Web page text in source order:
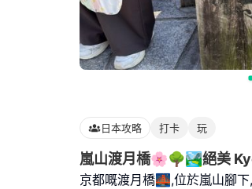
日本攻略 打卡 玩
嵐山渡月橋🌸🌳🏞️絕美
京都嘅渡月橋🌉,位於嵐山腳